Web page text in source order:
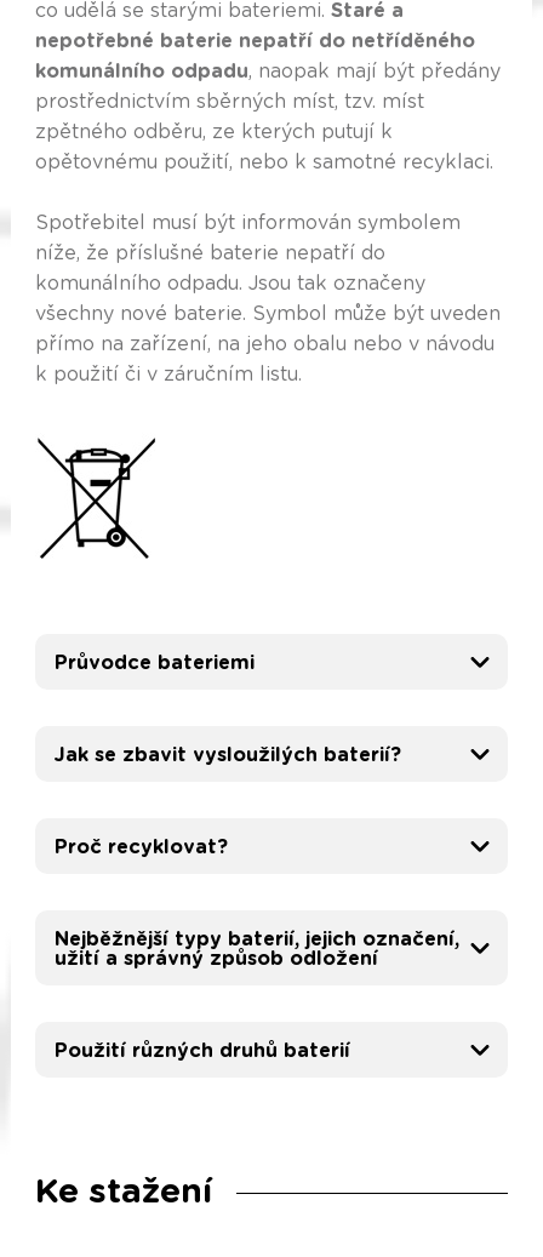
co udělá se starými bateriemi. Staré a
nepotřebné baterie nepatří do netříděného
komunálního odpadu, naopak mají být předány
prostřednictvím sběrných míst, tzv. míst
zpětného odběru, ze kterých putují k
opětovnému použití, nebo k samotné recyklaci.
Spotřebitel musí být informován symbolem
níže, že příslušné baterie nepatří do
komunálního odpadu. Jsou tak označeny
všechny nové baterie. Symbol může být uveden
přímo na zařízení, na jeho obalu nebo v návodu
k použití či v záručním listu.
Průvodce bateriemi
Jak se zbavit vysloužilých baterií?
Proč recyklovat?
Nejběžnější typy baterií, jejich označení,
užití a správný způsob odložení
Použití různých druhů baterií
Ke stažení